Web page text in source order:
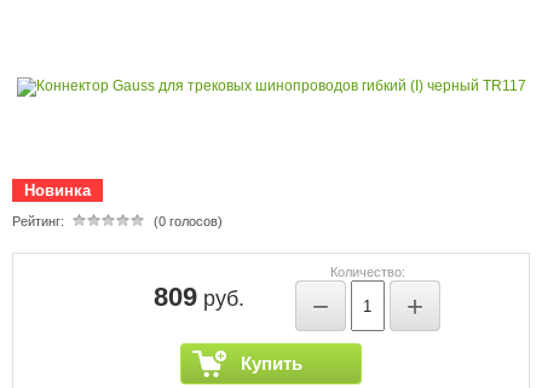
Новинка
Рейтинг: (0 голосов)
809руб.
Количество:
− +
Купить